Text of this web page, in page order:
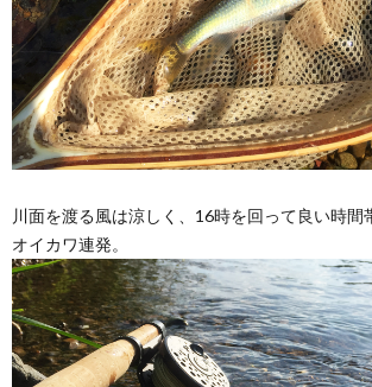
川面を渡る風は涼しく、16時を回って良い時間
オイカワ連発。